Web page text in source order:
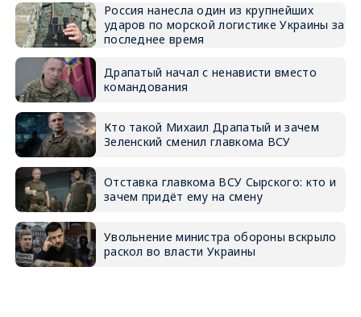
Россия нанесла один из крупнейших
ударов по морской логистике Украины за
последнее время
Драпатый начал с ненависти вместо
командования
Кто такой Михаил Драпатый и зачем
Зеленский сменил главкома ВСУ
Отставка главкома ВСУ Сырского: кто и
зачем придёт ему на смену
Увольнение министра обороны вскрыло
раскол во власти Украины